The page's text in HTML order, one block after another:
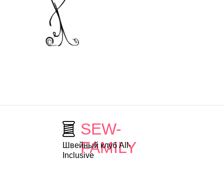
SEW-
FAMILY
Швейный клуб All-
Inclusive